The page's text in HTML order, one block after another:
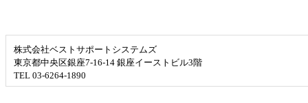
株式会社ベストサポートシステムズ
東京都中央区銀座7-16-14 銀座イーストビル3階
TEL 03-6264-1890